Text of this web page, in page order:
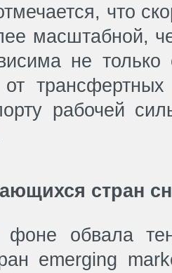
что
масштабной,
не только
рабочей
стран
фоне обвала
emerging